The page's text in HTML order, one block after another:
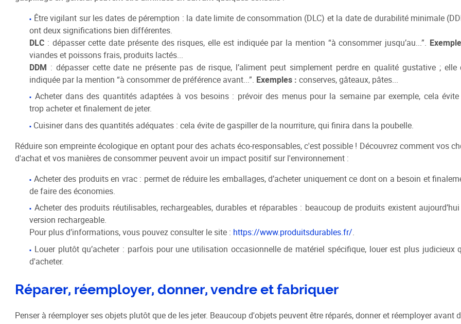
Être vigilant sur les dates de péremption : la date limite de consommation (DLC) et la date de durabilité minimale
ont deux significations bien différentes.
DLC : dépasser cette date présente des risques, elle est indiquée par la mention “à consommer jusqu’au...”.
viandes et poissons frais, produits lactés...
DDM : dépasser cette date ne présente pas de risque, l’aliment peut simplement perdre en qualité gustative ; elle
indiquée par la mention “à consommer de préférence avant...”. Exemples : conserves, gâteaux, pâtes...
Acheter dans des quantités adaptées à vos besoins : prévoir des menus pour la semaine par exemple, cela
trop acheter et finalement de jeter.
Cuisiner dans des quantités adéquates : cela évite de gaspiller de la nourriture, qui finira dans la poubelle.
Réduire son empreinte écologique en optant pour des achats éco-responsables, c'est possible ! Découvrez comment vos
d'achat et vos manières de consommer peuvent avoir un impact positif sur l'environnement :
Acheter des produits en vrac : permet de réduire les emballages, d’acheter uniquement ce dont on a besoin et
de faire des économies.
Acheter des produits réutilisables, rechargeables, durables et réparables : beaucoup de produits existent aujourd’hui
version rechargeable.
Pour plus d’informations, vous pouvez consulter le site : https://www.produitsdurables.fr/.
Louer plutôt qu’acheter : parfois pour une utilisation occasionnelle de matériel spécifique, louer est plus judicieux
d'acheter.
Réparer, réemployer, donner, vendre et fabriquer
Penser à réemployer ses objets plutôt que de les jeter. Beaucoup d'objets peuvent être réparés, donner et réemployer avant